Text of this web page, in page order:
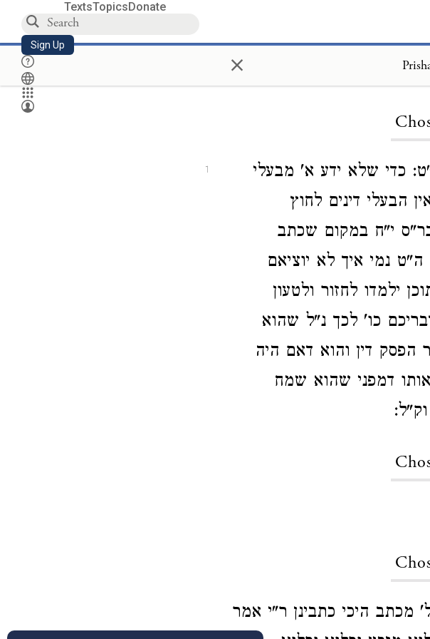
TextsTopicsDonate
Sign Up ×
1
כדי שלא ידע א' מבעלי
הבעלי דינים לחוץ
י"ח במקום שכתב
נמי איך לא יוציאם
ילמדו לחזור ולטעון
כו' לכך נ"ל שהוא
הפסק דין והוא דאם היה
דמפני שהוא שמח
מכתב היכי כתבינן ר"י אמר